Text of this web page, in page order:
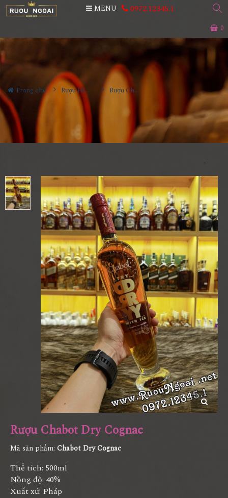
0
MENU 0972.12345.1
Trang chủ Rượu Hiếm - Cũ Rượu Chabot Dry Cognac
Rượu Chabot Dry Cognac
Mã sản phẩm: Chabot Dry Cognac
Thể tích: 500ml
Nồng độ: 40%
Xuất xứ: Pháp